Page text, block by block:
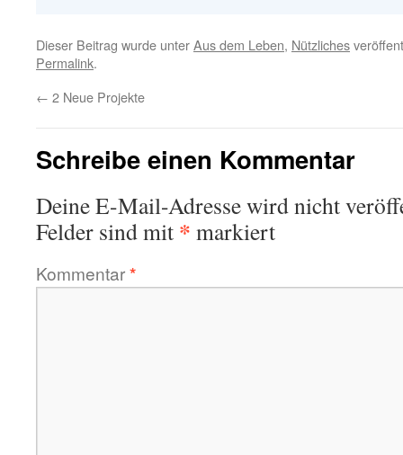
Dieser Beitrag wurde unterAus dem Leben, Nützliches
Permalink.
← 2 Neue Projekte
Schreibe einen Kommentar
Deine E-Mail-Adresse wird nicht
Felder sind mit * markiert
Kommentar*